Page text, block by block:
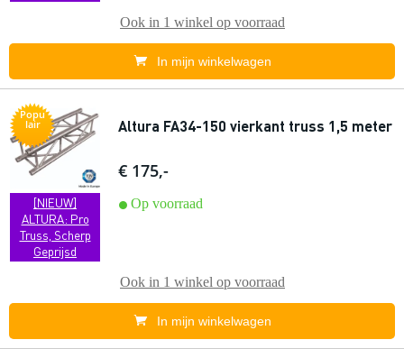
Ook in 1 winkel op voorraad
In mijn winkelwagen
Popu
lair
[NIEUW]
ALTURA: Pro
Truss, Scherp
Geprijsd
Altura FA34-150 vierkant truss 1,5 meter
€ 175,-
Op voorraad
Ook in 1 winkel op voorraad
In mijn winkelwagen